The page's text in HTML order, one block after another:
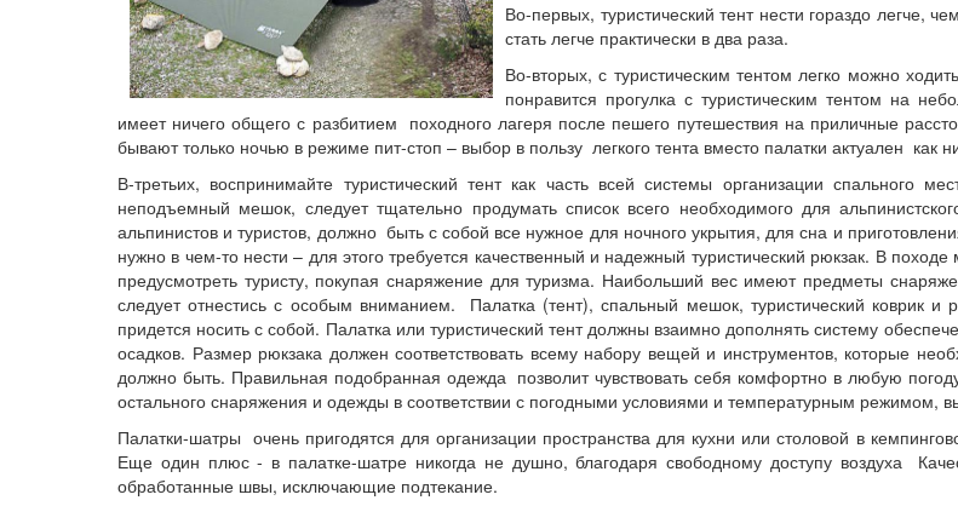
Во-первых, туристический тент нести гораздо легче,
стать легче практически в два раза.
Во-вторых, с туристическим тентом легко можно
понравится прогулка с туристическим тентом на
имеет ничего общего с разбитием походного лагеря после пешего путешествия на приличные
бывают только ночью в режиме пит-стоп – выбор в пользу легкого тента вместо палатки актуален как
В-третьих, воспринимайте туристический тент как часть всей системы организации
неподъемный мешок, следует тщательно продумать список всего необходимого для
альпинистов и туристов, должно быть с собой все нужное для ночного укрытия, для сна и
нужно в чем-то нести – для этого требуется качественный и надежный туристический рюкзак. В
предусмотреть туристу, покупая снаряжение для туризма. Наибольший вес имеют предметы
следует отнестись с особым вниманием. Палатка (тент), спальный мешок, туристический коврик
придется носить с собой. Палатка или туристический тент должны взаимно дополнять систему
осадков. Размер рюкзака должен соответствовать всему набору вещей и инструментов, которые
должно быть. Правильная подобранная одежда позволит чувствовать себя комфортно в любую
остального снаряжения и одежды в соответствии с погодными условиями и температурным
Палатки-шатры очень пригодятся для организации пространства для кухни или столовой в
Еще один плюс - в палатке-шатре никогда не душно, благодаря свободному доступу воздуха
обработанные швы, исключающие подтекание.